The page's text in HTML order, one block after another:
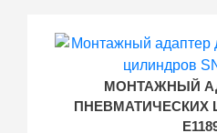
МОНТАЖНЫЙ
ПНЕВМАТИЧЕСКИХ